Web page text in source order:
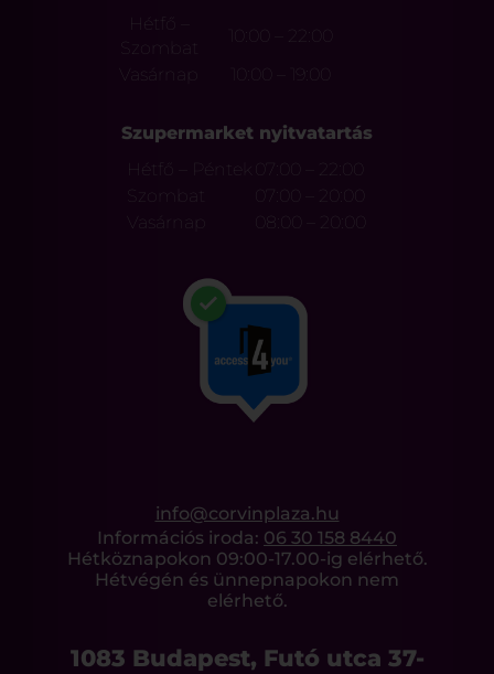
Hétfő –
Szombat
10:00 – 22:00
Vasárnap
Szupermarket nyitvatartás
Hétfő – Péntek
07:00 – 22:00
Szombat
07:00 – 20:00
Vasárnap
08:00 – 20:00
info@corvinplaza.hu
Információs iroda: 06 30 158 8440
Hétköznapokon 09:00-17.00-ig elérhető.
Hétvégén és ünnepnapokon nem
elérhető.
1083 Budapest, Futó utca 37-